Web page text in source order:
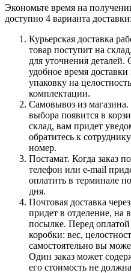
Экономьте время на
доступно 4 варианта доставки:
Курьерская доставка
товар поступит на
для уточнения
удобное время
упаковку на
комплектации.
Самовывоз из
выбора появится в
склад, вам придет
обратитесь к
номер.
Постамат. Когда заказ
телефон или e-mail
оплатить в терминале
дня.
Почтовая доставка
придет в отделение, на
посылке. Перед
коробки: вес,
самостоятельно вы
Один заказ может
его стоимость не